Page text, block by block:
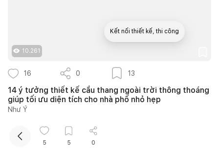
10.261
16 0 13
14 ý tưởng thiết kế cầu thang ngoài trời thông thoáng
giúp tối ưu diện tích cho nhà phố nhỏ hẹp
Như Ý
5 5 0
Kết nối thiết kế, thi công